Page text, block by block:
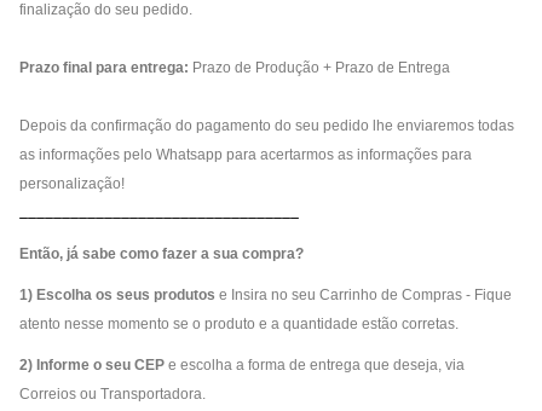
finalização do seu pedido.
Prazo final para entrega: Prazo de Produção + Prazo de Entrega
Depois da confirmação do pagamento do seu pedido lhe enviaremos todas
as informações pelo Whatsapp para acertarmos as informações para
personalização!
Então, já sabe como fazer a sua compra?
1) Escolha os seus produtos e Insira no seu Carrinho de Compras - Fique
atento nesse momento se o produto e a quantidade estão corretas.
2) Informe o seu CEP e escolha a forma de entrega que deseja, via
Correios ou Transportadora.